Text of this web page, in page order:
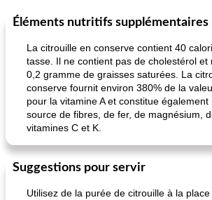
Éléments nutritifs supplémentaires
La citrouille en conserve contient 40
tasse. Il ne contient pas de cholestérol et
0,2 gramme de graisses saturées. La
conserve fournit environ 380% de la
pour la vitamine A et constitue
source de fibres, de fer, de magnésium,
vitamines C et K.
Suggestions pour servir
Utilisez de la purée de citrouille à la